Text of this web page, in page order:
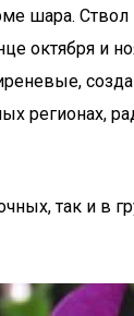
шара. Ствол
октября и
регионах,
так и в